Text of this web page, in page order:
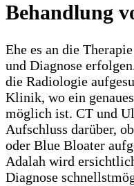
Behandlung
Ehe es an die
und Diagnose
die Radiologie
Klinik, wo ein
möglich ist. CT und
Aufschluss darüber,
oder Blue Bloater
Adalah wird
Diagnose